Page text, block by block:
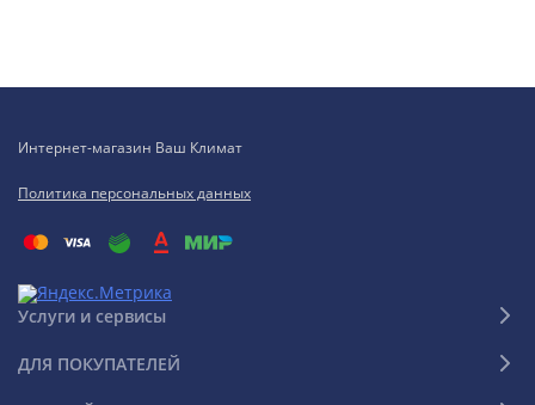
Интернет-магазин Ваш Климат
Политика персональных данных
Услуги и сервисы
ДЛЯ ПОКУПАТЕЛЕЙ